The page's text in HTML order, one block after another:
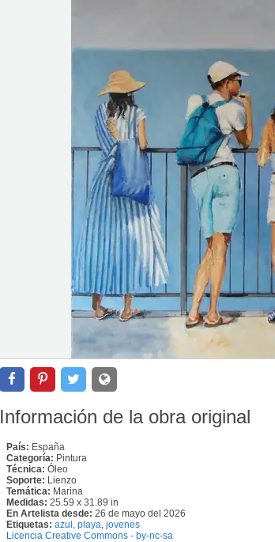
Información de la obra original
País: España
Categoría: Pintura
Técnica: Óleo
Soporte: Lienzo
Temática: Marina
Medidas: 25.59 x 31.89 in
En Artelista desde: 26 de mayo del 2026
Etiquetas: azul playa jovenes
Licencia Creative Commons - by-nc-sa